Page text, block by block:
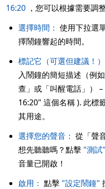
16:20 ，您可以根據需要調
選擇時間： 使用下拉選
擇鬧鐘響起的時間。
標記它（可選但建議！）
入鬧鐘的簡短描述（例
查」或「叫醒電話」）
16:20" 這個名稱 ). 此標
其用途。
選擇您的聲音： 從「聲
想先聽聽嗎？點擊 "測試"
音量已開啟！
啟用： 點擊 "設定鬧鐘"